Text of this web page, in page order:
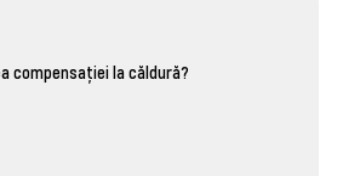
compensației la căldură?